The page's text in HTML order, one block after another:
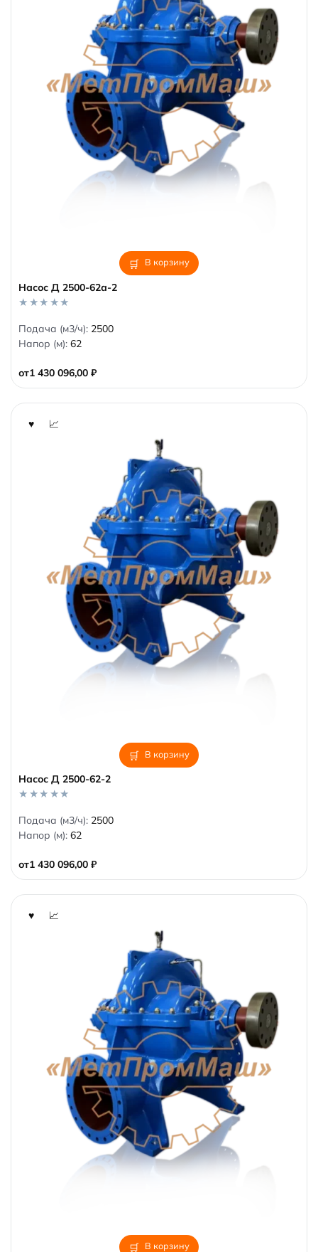
В корзину
Насос Д 2500-62а-2
от1 430 096,00 ₽
0
o
u
f
5
Подача (м3/ч): 2500
Напор (м): 62
В корзину
Насос Д 2500-62-2
от1 430 096,00 ₽
0
o
u
f
5
Подача (м3/ч): 2500
Напор (м): 62
В корзину